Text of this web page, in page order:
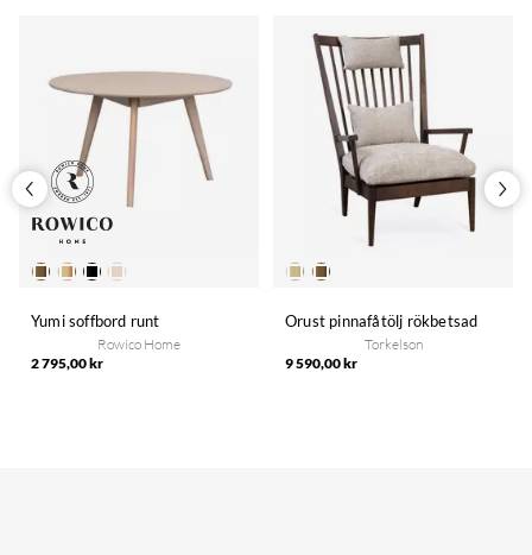
Yumi soffbord runt
Rowico Home
2 795,00 kr
Orust pinnafåtölj rökbetsad
Torkelson
9 590,00 kr